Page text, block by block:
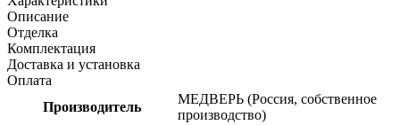
Описание
Отделка
Комплектация
Доставка и установка
Оплата
Производитель
МЕДВЕРЬ (Россия, собственное
производство)